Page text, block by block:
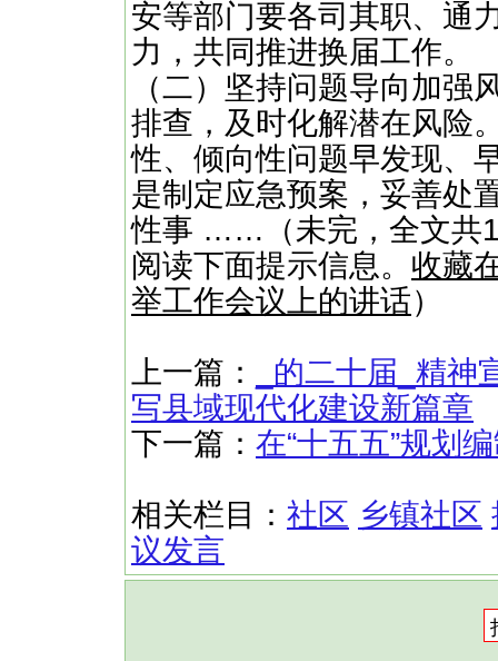
安等部门要各司其职、通
力，共同推进换届工作。
（二）坚持问题导向加强
排查，及时化解潜在风险
性、倾向性问题早发现、
是制定应急预案，妥善处
性事 ……（未完，全文共
阅读下面提示信息。 收藏
举工作会议上的讲话）
上一篇：
_的二十届_精
写县域现代化建设新篇章
下一篇： 在“十五五”规划
相关栏目： 社区 乡镇社区
议发言